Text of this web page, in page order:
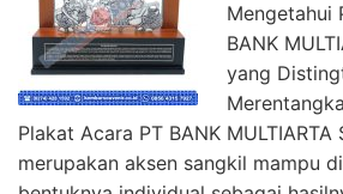
Mengetahui
BANK
yang
Plakat Acara PT BANK MULTIARTA
merupakan aksen sangkil mampu